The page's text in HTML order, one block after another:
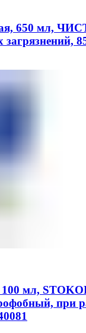
650 мл,
мл,
при